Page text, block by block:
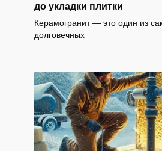
до укладки плитки
Керамогранит — это один из
долговечных